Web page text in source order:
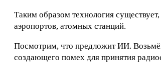
Таким образом технология
аэропортов, атомных станций.
Посмотрим, что предложит ИИ.
создающего помех для принятия